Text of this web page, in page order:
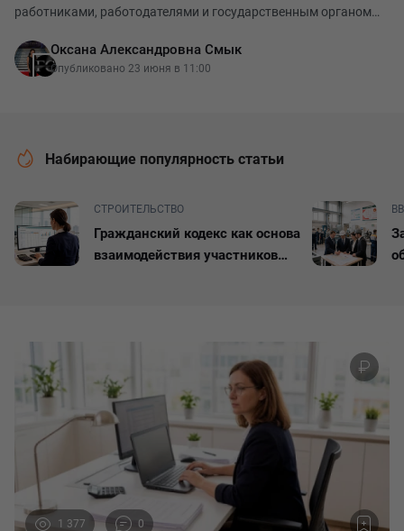
работниками, работодателями и государственным органом
2024–2026 годов. Документ разработан по нор
Оксана Александровна Смык
Опубликовано 23 июня в 11:00
Набирающие популярность статьи
СТРОИТЕЛЬСТВО
Гражданский кодекс как основа
взаимодействия участников
1 377 0